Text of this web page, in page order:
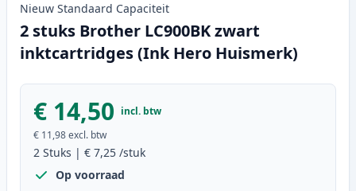
Nieuw Standaard Capaciteit
2 stuks Brother LC900BK zwart
inktcartridges (Ink Hero Huismerk)
€ 14,50 incl. btw
€ 11,98excl. btw
2 Stuks | € 7,25 /stuk
Op voorraad